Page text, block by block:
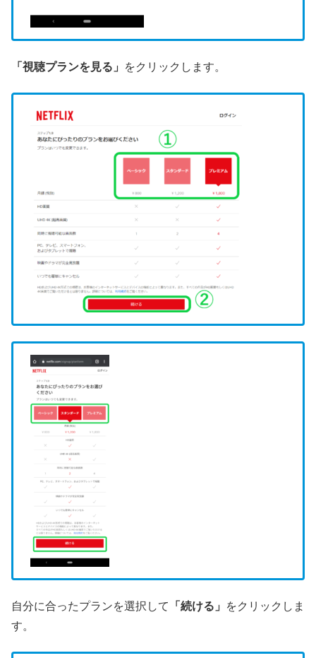
「視聴プランを見る」 をクリックします。
自分に合ったプランを選択して 「続ける」
をクリックしま
す。